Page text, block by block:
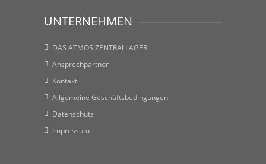
UNTERNEHMEN
DAS ATMOS ZENTRALLAGER
Ansprechpartner
Kontakt
Allgemeine Geschäftsbedingungen
Datenschutz
Impressum